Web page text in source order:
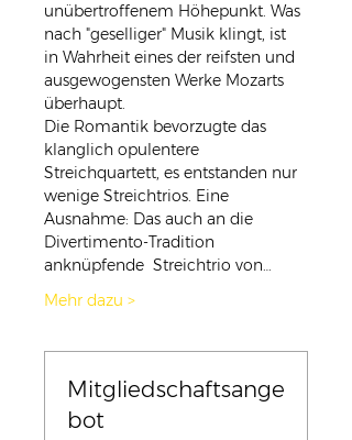
unübertroffenem Höhepunkt. Was
nach "geselliger" Musik klingt, ist
in Wahrheit eines der reifsten und
ausgewogensten Werke Mozarts
überhaupt.
Die Romantik bevorzugte das
klanglich opulentere
Streichquartett, es entstanden nur
wenige Streichtrios. Eine
Ausnahme: Das auch an die
Divertimento-Tradition
anknüpfende  Streichtrio von…
Mehr dazu >
Mitgliedschaftsange
bot